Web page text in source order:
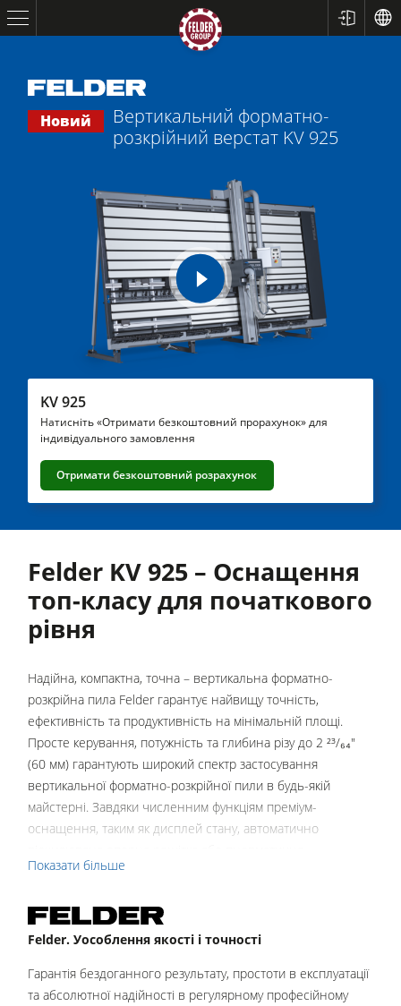
Форматно-розкрійні верстати
Стругальні верстати/Фугувальні/Рейсмусові
Фрезерні верстати
Пильно-фрезерні верстати
П'ятиопераційні комбіновані верстати
Обробчі центри з ЧПК
Крайколичкувальні верстати
Стрічкопильні верстати
Промислові пильні центри
Брикетувальні преси
Преси для гарячого тиснення та вакуумні преси
Пристрої для витяжки неочищеного повітря
Блок витяжки з системою пилевловлювання
Програмне забезпечення F4Solutions
Автоматизація та маніпулювання матеріалами
Новий
Вертикальний форматно-
розкрійний верстат KV 925
play
KV 925
Натисніть «Отримати безкоштовний прорахунок» для
індивідуального замовлення
Отримати безкоштовний розрахунок
Felder KV 925 – Оснащення
топ-класу для початкового
рівня
Надійна, компактна, точна – вертикальна форматно-
розкрійна пила Felder гарантує найвищу точність,
ефективність та продуктивність на мінімальній площі.
Просте керування, потужність та глибина різу до 2 ²³/₆₄"
(60 мм) гарантують широкий спектр застосування
вертикальної форматно-розкрійної пили в будь-якій
майстерні. Завдяки численним функціям преміум-
оснащення, таким як дисплей стану, автоматично
блокування пилкової каретки, ви отримуєте комфорт
конкурентною ціною.
Щоб охопити широкий спектр застосувань вертикальних
форматно-розкрійних пил, ми пропонуємо FELDER KV 925 у
наступних розмірах:
Показати більше
Felder. Уособлення якості і точності
Гарантія бездоганного результату, простоти в експлуатації
та абсолютної надійності в регулярному професійному